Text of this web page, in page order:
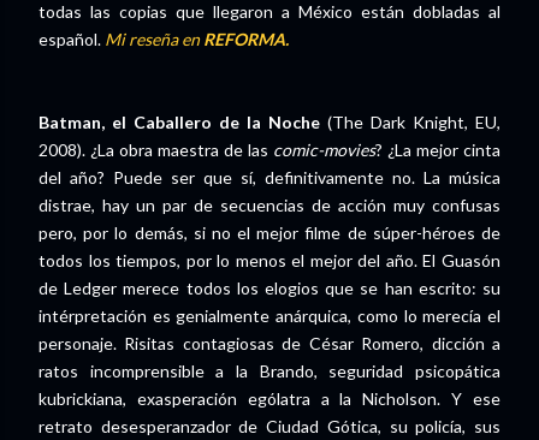
todas las copias que llegaron a México están dobladas al
español. Mi reseña enREFORMA.
Batman, el Caballero de la Noche (The Dark Knight, EU,
2008). ¿La obra maestra de las comic-movies? ¿La mejor cinta
del año? Puede ser que sí, definitivamente no. La música
distrae, hay un par de secuencias de acción muy confusas
pero, por lo demás, si no el mejor filme de súper-héroes de
todos los tiempos, por lo menos el mejor del año. El Guasón
de Ledger merece todos los elogios que se han escrito: su
intérpretación es genialmente anárquica, como lo merecía el
personaje. Risitas contagiosas de César Romero, dicción a
ratos incomprensible a la Brando, seguridad psicopática
kubrickiana, exasperación ególatra a la Nicholson. Y ese
retrato desesperanzador de Ciudad Gótica, su policía, sus